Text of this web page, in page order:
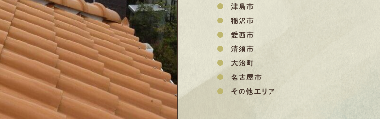
津島市
稲沢市
愛西市
清須市
大治町
名古屋市
その他エリア